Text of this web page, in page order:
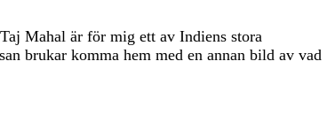
Mahal är för mig ett av Indiens stora
brukar komma hem med en annan bild av vad